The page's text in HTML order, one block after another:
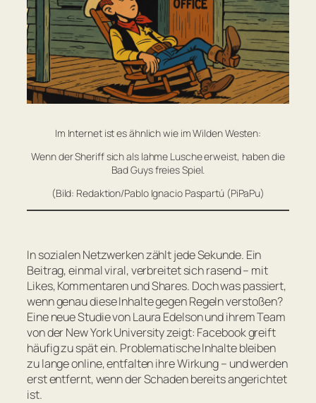
Im Internet ist es ähnlich wie im Wilden Westen:
Wenn der Sheriff sich als lahme Lusche erweist, haben die
Bad Guys freies Spiel.
(Bild: Redaktion/Pablo Ignacio Paspartú (PiPaPu)
In sozialen Netzwerken zählt jede Sekunde. Ein
Beitrag, einmal viral, verbreitet sich rasend – mit
Likes, Kommentaren und Shares. Doch was passiert,
wenn genau diese Inhalte gegen Regeln verstoßen?
Eine neue Studie von Laura Edelson und ihrem Team
von der New York University zeigt: Facebook greift
häufig zu spät ein. Problematische Inhalte bleiben
zu lange online, entfalten ihre Wirkung – und werden
erst entfernt, wenn der Schaden bereits angerichtet
ist.